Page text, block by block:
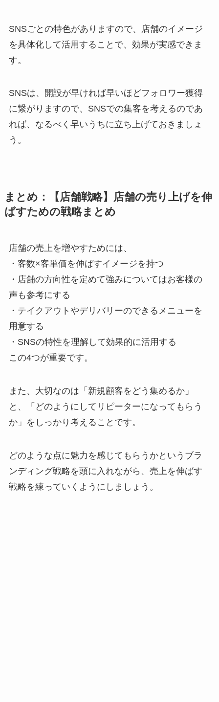
SNSごとの特色がありますので、店舗のイメージ
を具体化して活用することで、効果が実感できま
す。
SNSは、開設が早ければ早いほどフォロワー獲得
に繋がりますので、SNSでの集客を考えるのであ
れば、なるべく早いうちに立ち上げておきましょ
う。
まとめ：【店舗戦略】店舗の売り上げを伸
ばすための戦略まとめ
店舗の売上を増やすためには、
・客数×客単価を伸ばすイメージを持つ
・店舗の方向性を定めて強みについてはお客様の
声も参考にする
・テイクアウトやデリバリーのできるメニューを
用意する
・SNSの特性を理解して効果的に活用する
この4つが重要です。
また、大切なのは「新規顧客をどう集めるか」
と、「どのようにしてリピーターになってもらう
か」をしっかり考えることです。
どのような点に魅力を感じてもらうかというブラ
ンディング戦略を頭に入れながら、売上を伸ばす
戦略を練っていくようにしましょう。